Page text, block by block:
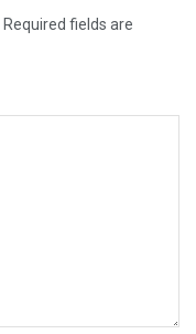
Required fields are